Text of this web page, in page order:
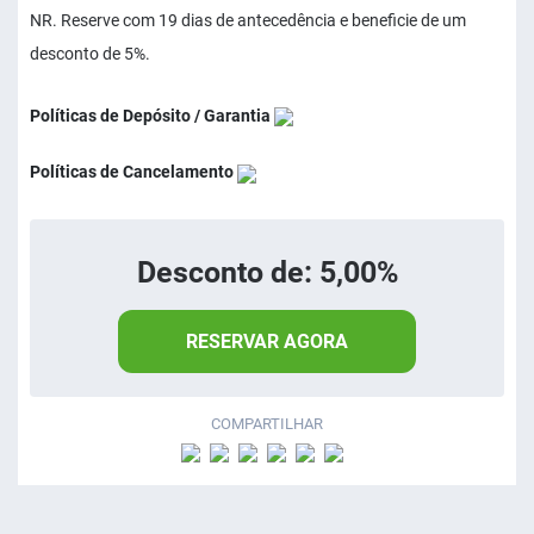
NR. Reserve com 19 dias de antecedência e beneficie de um
desconto de 5%.
Políticas de Depósito / Garantia
Políticas de Cancelamento
Desconto de: 5,00%
RESERVAR AGORA
COMPARTILHAR